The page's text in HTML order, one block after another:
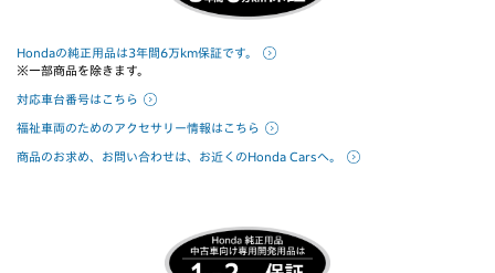
Hondaの純正用品は3年間6万km保証です。
※一部商品を除きます。
対応車台番号はこちら
福祉車両のためのアクセサリー情報はこちら
商品のお求め、お問い合わせは、お近くのHonda Carsへ。